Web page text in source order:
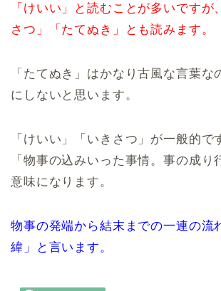
「けいい」と読むことが多いですが
さつ」「たてぬき」とも読みます。
「たてぬき」はかなり古風な言葉な
にしないと思います。
「けいい」「いきさつ」が一般的で
「物事の込みいった事情。事の成り
意味になります。
物事の発端から結末までの一連の流
緯」と言います。